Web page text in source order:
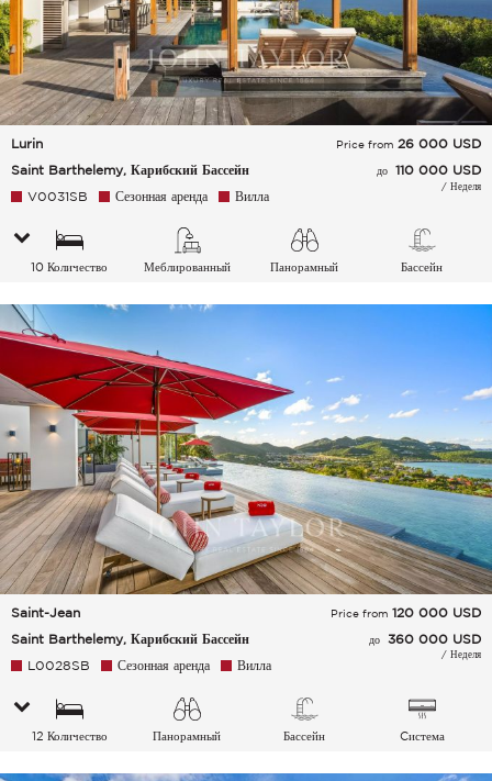
Lurin
Saint Barthelemy, Карибский Бассейн
Price from 26 000 USD
до 110 000 USD
/ Неделя
V0031SB Сезонная аренда Вилла
10 Количество
Меблированный Панорамный Бассейн
Saint-Jean
Saint Barthelemy, Карибский Бассейн
Price from 120 000 USD
до 360 000 USD
/ Неделя
L0028SB Сезонная аренда Вилла
12 Количество
Панорамный Бассейн
Cистема